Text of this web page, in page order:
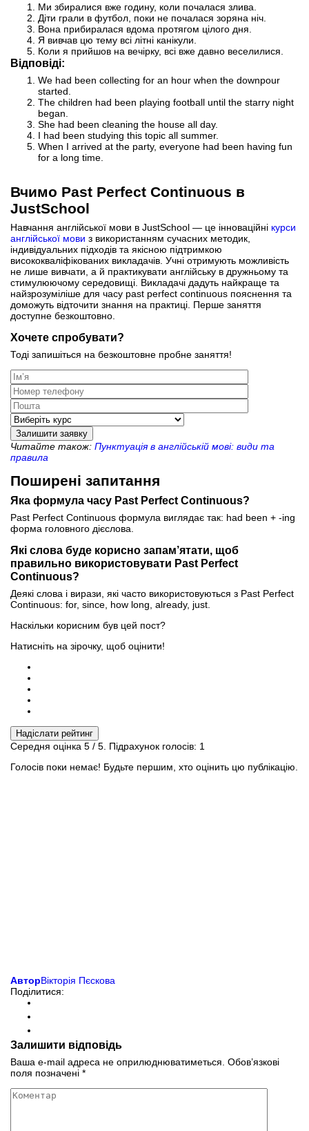
Ми збиралися вже годину, коли почалася злива.
Діти грали в футбол, поки не почалася зоряна ніч.
Вона прибиралася вдома протягом цілого дня.
Я вивчав цю тему всі літні канікули.
Коли я прийшов на вечірку, всі вже давно веселилися.
Відповіді:
We had been collecting for an hour when the downpour
started.
The children had been playing football until the starry night
began.
She had been cleaning the house all day.
I had been studying this topic all summer.
When I arrived at the party, everyone had been having fun
for a long time.
Вчимо Past Perfect Continuous в
JustSchool
Навчання англійської мови в JustSchool — це інноваційні курси
англійської мови з використанням сучасних методик,
індивідуальних підходів та якісною підтримкою
висококваліфікованих викладачів. Учні отримують можливість
не лише вивчати, а й практикувати англійську в дружньому та
стимулюючому середовищі. Викладачі дадуть найкраще та
найзрозуміліше для часу past perfect continuous пояснення та
доможуть відточити знання на практиці. Перше заняття
доступне безкоштовно.
Хочете спробувати?
Тоді запишіться на безкоштовне пробне заняття!
Залишити заявку
Читайте також: Пунктуація в англійській мові: види та
правила
Поширені запитання
Яка формула часу Past Perfect Continuous?
Past Perfect Continuous формула виглядає так: had been + -ing
форма головного дієслова.
Які слова буде корисно запам’ятати, щоб
правильно використовувати Past Perfect
Continuous?
Деякі слова і вирази, які часто використовуються з Past Perfect
Continuous: for, since, how long, already, just.
Наскільки корисним був цей пост?
Натисніть на зірочку, щоб оцінити!
Надіслати рейтинг
Середня оцінка 5 / 5. Підрахунок голосів: 1
Голосів поки немає! Будьте першим, хто оцінить цю публікацію.
АвторВікторія Пєскова
Поділитися:
Залишити відповідь
Ваша e-mail адреса не оприлюднюватиметься. Обов’язкові
поля позначені *